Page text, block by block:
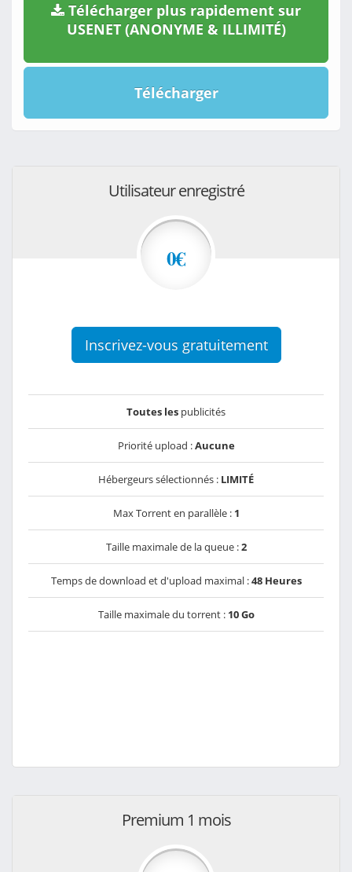
Télécharger plus rapidement sur
USENET (ANONYME & ILLIMITÉ)
Télécharger
Utilisateur enregistré
0€
Inscrivez-vous gratuitement
Toutes les publicités
Priorité upload :Aucune
Hébergeurs sélectionnés : LIMITÉ
Max Torrent en parallèle : 1
Taille maximale de la queue :2
Temps de download et d'upload maximal :48 Heures
Taille maximale du torrent : 10 Go
Premium 1 mois